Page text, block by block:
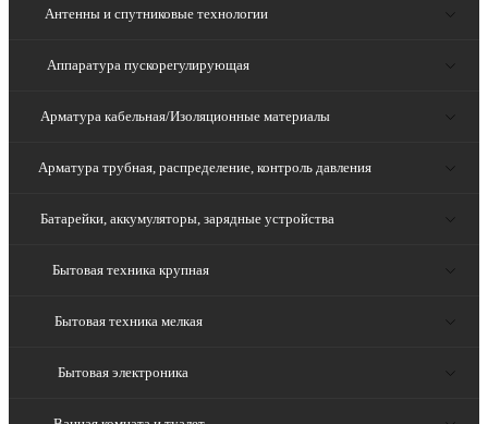
Антенны и спутниковые технологии
Аппаратура пускорегулирующая
Арматура кабельная/Изоляционные материалы
Арматура трубная, распределение, контроль давления
Батарейки, аккумуляторы, зарядные устройства
Бытовая техника крупная
Бытовая техника мелкая
Бытовая электроника